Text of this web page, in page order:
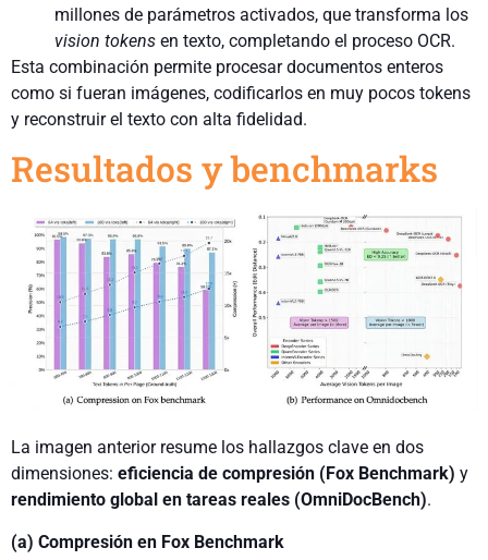
millones de parámetros activados, que transforma los
vision tokens en texto, completando el proceso OCR.
Esta combinación permite procesar documentos enteros
como si fueran imágenes, codificarlos en muy pocos tokens
y reconstruir el texto con alta fidelidad.
Resultados y benchmarks
La imagen anterior resume los hallazgos clave en dos
dimensiones: eficiencia de compresión (Fox Benchmark) y
rendimiento global en tareas reales (OmniDocBench).
(a) Compresión en Fox Benchmark